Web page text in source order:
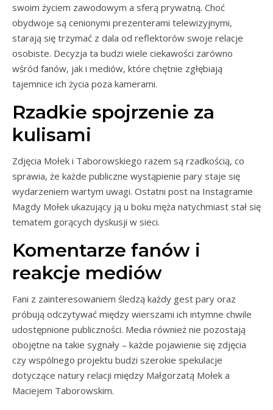
swoim życiem zawodowym a sferą prywatną. Choć
obydwoje są cenionymi prezenterami telewizyjnymi,
starają się trzymać z dala od reflektorów swoje relacje
osobiste. Decyzja ta budzi wiele ciekawości zarówno
wśród fanów, jak i mediów, które chętnie zgłębiają
tajemnice ich życia poza kamerami.
Rzadkie spojrzenie za
kulisami
Zdjęcia Mołek i Taborowskiego razem są rzadkością, co
sprawia, że każde publiczne wystąpienie pary staje się
wydarzeniem wartym uwagi. Ostatni post na Instagramie
Magdy Mołek ukazujący ją u boku męża natychmiast stał się
tematem gorących dyskusji w sieci.
Komentarze fanów i
reakcje mediów
Fani z zainteresowaniem śledzą każdy gest pary oraz
próbują odczytywać między wierszami ich intymne chwile
udostępnione publiczności. Media również nie pozostają
obojętne na takie sygnały – każde pojawienie się zdjęcia
czy wspólnego projektu budzi szerokie spekulacje
dotyczące natury relacji między Małgorzatą Mołek a
Maciejem Taborowskim.